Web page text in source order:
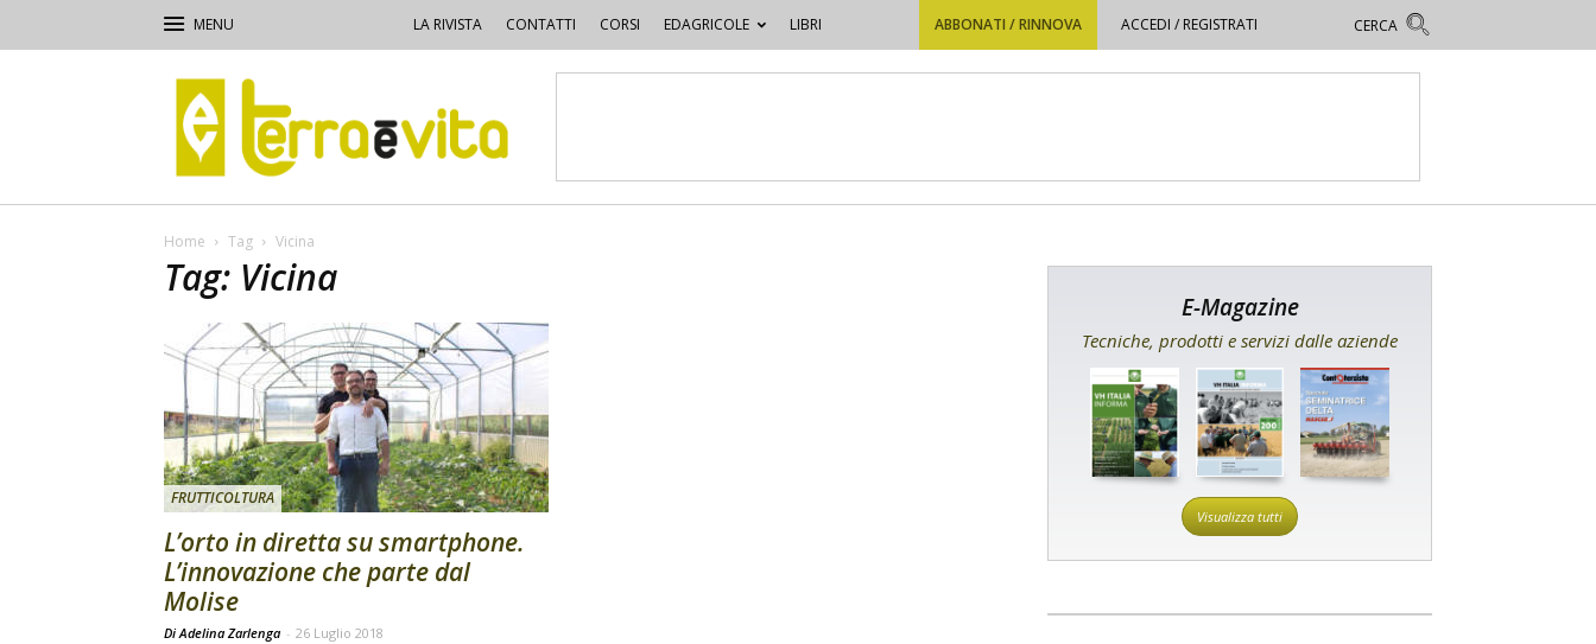
LA RIVISTA CONTATTI CORSI EDAGRICOLE LIBRI ABBONATI / RINNOVA ACCEDI / REGISTRATI
Terra
e
Vita
Home Tag Vicina
Tag: Vicina
FRUTTICOLTURA
L’orto in diretta su smartphone.
L’innovazione che parte dal
Molise
Di Adelina Zarlenga - 26 Luglio 2018
E-Magazine
Tecniche, prodotti e servizi dalle aziende
Visualizza tutti